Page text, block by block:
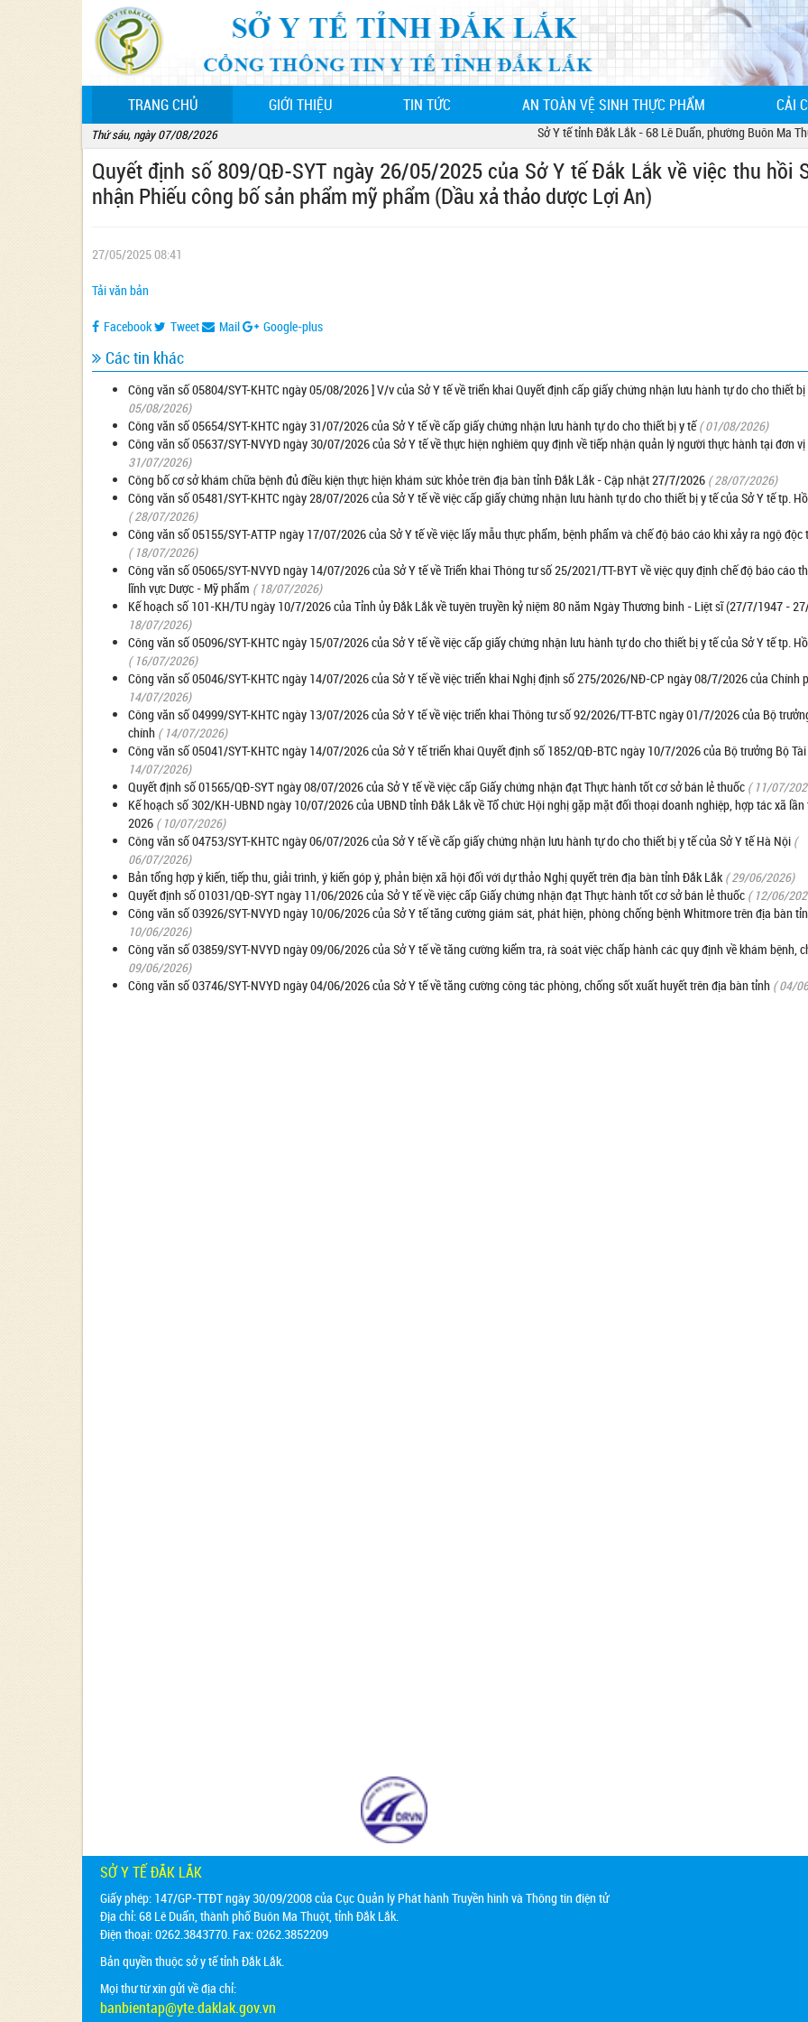
TRANG CHỦ(CURRENT) GIỚI THIỆU TIN TỨC AN TOÀN VỆ SINH THỰC PHẨM CẢI
Thứ sáu, ngày 07/08/2026 Sở Y tế tỉnh Đắk Lắk - 68 Lê Duẩn, phường Buôn Ma
Quyết định số 809/QĐ-SYT ngày 26/05/2025 của Sở Y tế Đắk Lắk về việc thu hồi
nhận Phiếu công bố sản phẩm mỹ phẩm (Dầu xả thảo dược Lợi An)
27/05/2025 08:41
Tải văn bản
Facebook Tweet Mail Google-plus
Các tin khác
Công văn số 05804/SYT-KHTC ngày 05/08/2026 ] V/v của Sở Y tế về triển khai Quyết định cấp giấy chứng nhận lưu hành tự do cho thiết bị
05/08/2026)
Công văn số 05654/SYT-KHTC ngày 31/07/2026 của Sở Y tế về cấp giấy chứng nhận lưu hành tự do cho thiết bị y tế ( 01/08/2026)
Công văn số 05637/SYT-NVYD ngày 30/07/2026 của Sở Y tế về thực hiện nghiêm quy định về tiếp nhận quản lý người thực hành tại đơn vị
31/07/2026)
Công bố cơ sở khám chữa bệnh đủ điều kiện thực hiện khám sức khỏe trên địa bàn tỉnh Đắk Lắk - Cập nhật 27/7/2026 ( 28/07/2026)
Công văn số 05481/SYT-KHTC ngày 28/07/2026 của Sở Y tế về việc cấp giấy chứng nhận lưu hành tự do cho thiết bị y tế của Sở Y tế tp.
( 28/07/2026)
Công văn số 05155/SYT-ATTP ngày 17/07/2026 của Sở Y tế về việc lấy mẫu thực phẩm, bệnh phẩm và chế độ báo cáo khi xảy ra ngộ độc
( 18/07/2026)
Công văn số 05065/SYT-NVYD ngày 14/07/2026 của Sở Y tế về Triển khai Thông tư số 25/2021/TT-BYT về việc quy định chế độ báo cáo
lĩnh vực Dược - Mỹ phẩm ( 18/07/2026)
Kế hoạch số 101-KH/TU ngày 10/7/2026 của Tỉnh ủy Đắk Lắk về tuyên truyền kỷ niệm 80 năm Ngày Thương binh - Liệt sĩ (27/7/1947 -
18/07/2026)
Công văn số 05096/SYT-KHTC ngày 15/07/2026 của Sở Y tế về việc cấp giấy chứng nhận lưu hành tự do cho thiết bị y tế của Sở Y tế tp.
( 16/07/2026)
Công văn số 05046/SYT-KHTC ngày 14/07/2026 của Sở Y tế về việc triển khai Nghị định số 275/2026/NĐ-CP ngày 08/7/2026 của Chính
14/07/2026)
Công văn số 04999/SYT-KHTC ngày 13/07/2026 của Sở Y tế về việc triển khai Thông tư số 92/2026/TT-BTC ngày 01/7/2026 của Bộ
chính ( 14/07/2026)
Công văn số 05041/SYT-KHTC ngày 14/07/2026 của Sở Y tế triển khai Quyết định số 1852/QĐ-BTC ngày 10/7/2026 của Bộ trưởng Bộ
14/07/2026)
Quyết định số 01565/QĐ-SYT ngày 08/07/2026 của Sở Y tế về việc cấp Giấy chứng nhận đạt Thực hành tốt cơ sở bán lẻ thuốc ( 11/07/
Kế hoạch số 302/KH-UBND ngày 10/07/2026 của UBND tỉnh Đắk Lắk về Tổ chức Hội nghị gặp mặt đối thoại doanh nghiệp, hợp tác xã
2026 ( 10/07/2026)
Công văn số 04753/SYT-KHTC ngày 06/07/2026 của Sở Y tế về cấp giấy chứng nhận lưu hành tự do cho thiết bị y tế của Sở Y tế Hà Nội (
06/07/2026)
Bản tổng hợp ý kiến, tiếp thu, giải trình, ý kiến góp ý, phản biện xã hội đối với dự thảo Nghị quyết trên địa bàn tỉnh Đắk Lắk ( 29/06/2026)
Quyết định số 01031/QĐ-SYT ngày 11/06/2026 của Sở Y tế về việc cấp Giấy chứng nhận đạt Thực hành tốt cơ sở bán lẻ thuốc ( 12/06/
Công văn số 03926/SYT-NVYD ngày 10/06/2026 của Sở Y tế tăng cường giám sát, phát hiện, phòng chống bệnh Whitmore trên địa bàn
10/06/2026)
Công văn số 03859/SYT-NVYD ngày 09/06/2026 của Sở Y tế về tăng cường kiểm tra, rà soát việc chấp hành các quy định về khám bệnh,
09/06/2026)
Công văn số 03746/SYT-NVYD ngày 04/06/2026 của Sở Y tế về tăng cường công tác phòng, chống sốt xuất huyết trên địa bàn tỉnh ( 04/
SỞ Y TẾ ĐẮK LẮK
Giấy phép: 147/GP-TTĐT ngày 30/09/2008 của Cục Quản lý Phát hành Truyền hình và Thông tin điện tử
Địa chỉ:68 Lê Duẩn, thành phố Buôn Ma Thuột, tỉnh Đắk Lắk.
Điện thoại: 0262.3843770. Fax: 0262.3852209
Bản quyền thuộc sở y tế tỉnh Đắk Lắk.
Mọi thư từ xin gửi về địa chỉ:
banbientap@yte.daklak.gov.vn